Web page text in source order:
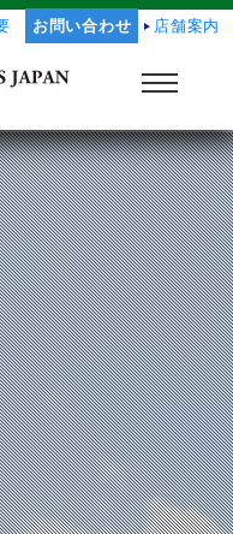
お問い合わせ 店舗案内